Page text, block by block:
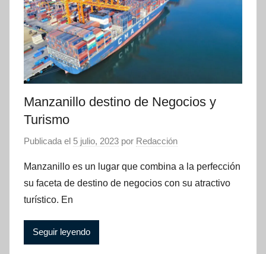
Manzanillo destino de Negocios y
Turismo
Publicada el 5 julio, 2023 por Redacción
Manzanillo es un lugar que combina a la perfección
su faceta de destino de negocios con su atractivo
turístico. En
Seguir leyendo